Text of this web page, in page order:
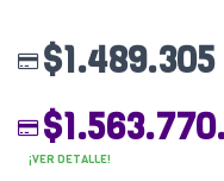
$1.489.305
¡VER DETALLE!